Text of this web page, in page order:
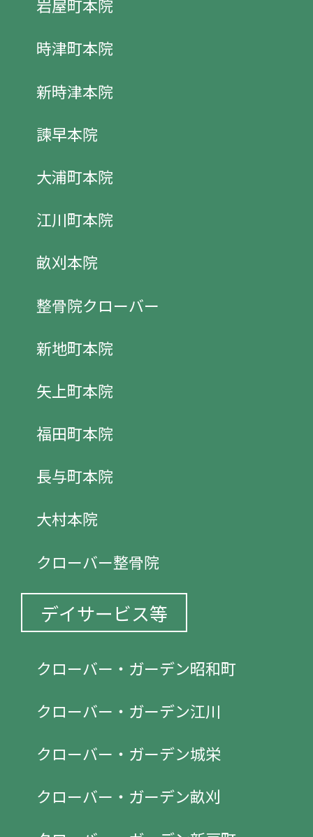
岩屋町本院
時津町本院
新時津本院
諫早本院
大浦町本院
江川町本院
畝刈本院
整骨院クローバー
新地町本院
矢上町本院
福田町本院
長与町本院
大村本院
クローバー整骨院
デイサービス等
クローバー・ガーデン昭和町
クローバー・ガーデン江川
クローバー・ガーデン城栄
クローバー・ガーデン畝刈